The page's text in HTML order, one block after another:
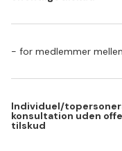
- for medlemmer
Individuel/
konsultation uden
tilskud